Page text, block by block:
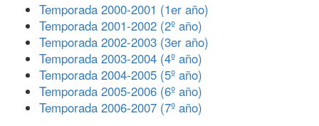
Temporada 2000-2001 (1er año)
Temporada 2001-2002 (2º año)
Temporada 2002-2003 (3er año)
Temporada 2003-2004 (4º año)
Temporada 2004-2005 (5º año)
Temporada 2005-2006 (6º año)
Temporada 2006-2007 (7º año)